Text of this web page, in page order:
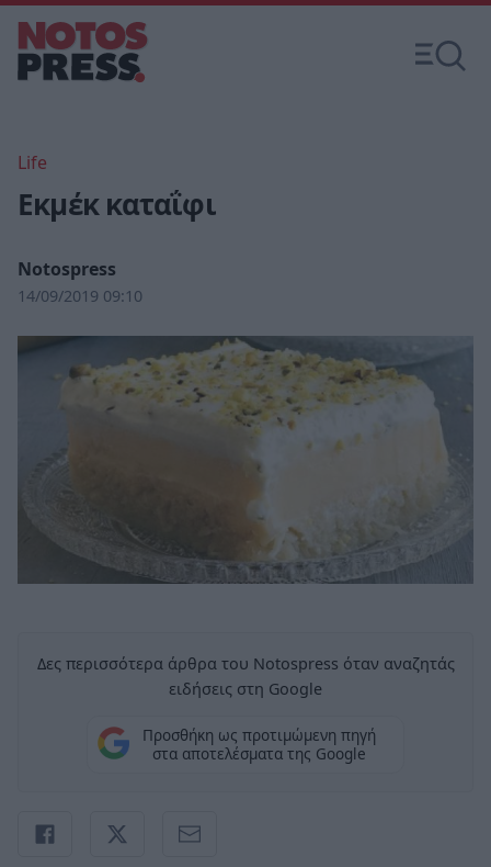
Life
Εκμέκ καταΐφι
Notospress
14/09/2019 09:10
Δες περισσότερα άρθρα του Notospress όταν αναζητάς
ειδήσεις στη Google
Προσθήκη ως προτιμώμενη πηγή
στα αποτελέσματα της Google